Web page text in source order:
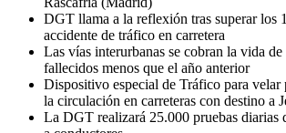
DGT llama a la reflexión tras superar los
accidente de tráfico en carretera
Las vías interurbanas se cobran la vida
fallecidos menos que el año anterior
Dispositivo especial de Tráfico para velar
la circulación en carreteras con destino a
La DGT realizará 25.000 pruebas diarias